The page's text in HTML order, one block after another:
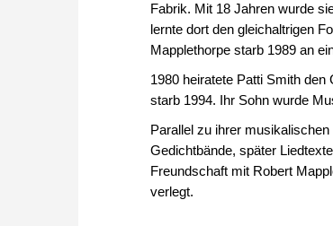
Fabrik. Mit 18 Jahren wurde
lernte dort den gleichaltrigen
Mapplethorpe starb 1989 an
1980 heiratete Patti Smith
starb 1994. Ihr Sohn wurde
Parallel zu ihrer
Gedichtbände, später
Freundschaft mit Robert
verlegt.